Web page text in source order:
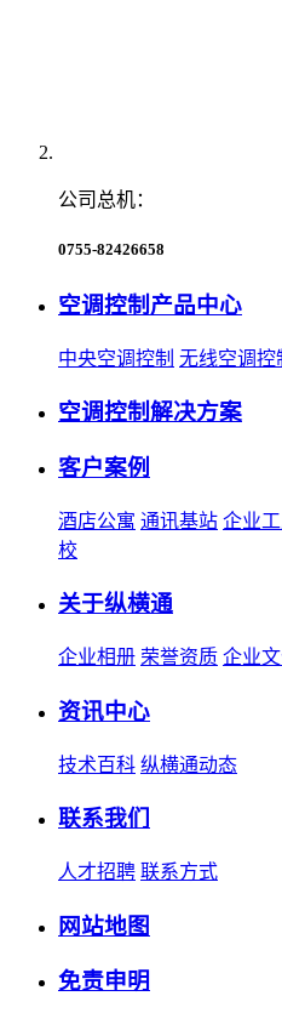
公司总机：
0755-82426658
空调控制产品中心
中央空调控制 无线空调控
空调控制解决方案
客户案例
酒店公寓 通讯基站 企业
校
关于纵横通
企业相册 荣誉资质 企业
资讯中心
技术百科 纵横通动态
联系我们
人才招聘 联系方式
网站地图
免责申明